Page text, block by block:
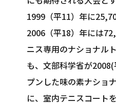
1999（平11）年に
2006（平18）年には
ニス専用のナショナル
も、文部科学省が
プンした味の素ナショ
に、室内テニスコート